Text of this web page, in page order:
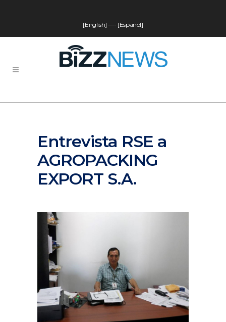
[English] —- [Español]
Entrevista RSE a
AGROPACKING
EXPORT S.A.